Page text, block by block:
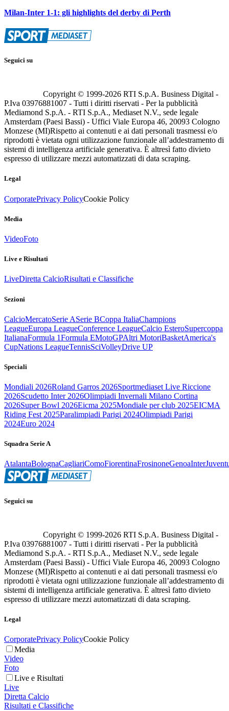
Milan-Inter 1-1: gli highlights del derby di Perth
Seguici su
Copyright © 1999-2026 RTI S.p.A. Business Digital -
P.Iva 03976881007 - Tutti i diritti riservati - Per la pubblicità
Mediamond S.p.A. - RTI S.p.A., Mediaset N.V., sede legale
Amsterdam (Paesi Bassi) - Uffici Viale Europa 46, 20093 Cologno
Monzese (MI)Rispetto ai contenuti e ai dati personali trasmessi e/o
riprodotti è vietata ogni utilizzazione funzionale all’addestramento di
sistemi di intelligenza artificiale generativa. È altresì fatto divieto
espresso di utilizzare mezzi automatizzati di data scraping.
Legal
CorporatePrivacy PolicyCookie Policy
Media
VideoFoto
Live e Risultati
LiveDiretta CalcioRisultati e Classifiche
Sezioni
CalcioMercatoSerie ASerie BCoppa ItaliaChampions
LeagueEuropa LeagueConference LeagueCalcio EsteroSupercoppa
ItalianaFormula 1Formula EMotoGPAltri MotoriBasketAmerica's
CupNations LeagueTennisSciVolleyDrive UP
Speciali
Mondiali 2026Roland Garros 2026Sportmediaset Live Riccione
2026Scudetto Inter 2026Olimpiadi Invernali Milano Cortina
2026Super Bowl 2026Eicma 2025Mondiale per club 2025EICMA
Riding Fest 2025Paralimpiadi Parigi 2024Olimpiadi Parigi
2024Euro 2024
Squadra Serie A
AtalantaBolognaCagliariComoFiorentinaFrosinoneGenoaInter
Seguici su
Copyright © 1999-2026 RTI S.p.A. Business Digital -
P.Iva 03976881007 - Tutti i diritti riservati - Per la pubblicità
Mediamond S.p.A. - RTI S.p.A., Mediaset N.V., sede legale
Amsterdam (Paesi Bassi) - Uffici Viale Europa 46, 20093 Cologno
Monzese (MI)Rispetto ai contenuti e ai dati personali trasmessi e/o
riprodotti è vietata ogni utilizzazione funzionale all’addestramento di
sistemi di intelligenza artificiale generativa. È altresì fatto divieto
espresso di utilizzare mezzi automatizzati di data scraping.
Legal
CorporatePrivacy PolicyCookie Policy
Media
Video
Foto
Live e Risultati
Live
Diretta Calcio
Risultati e Classifiche